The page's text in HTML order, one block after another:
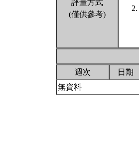
評量方式
(僅供參考)
週次
日期
無資料